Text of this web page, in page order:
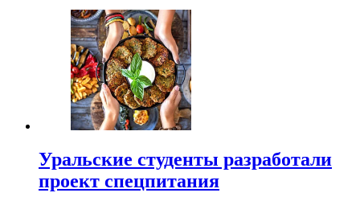
Уральские студенты разработали
проект спецпитания